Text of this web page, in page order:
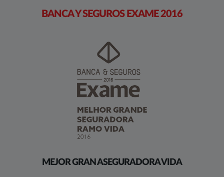
BANCA Y SEGUROS EXAME 2016
MEJOR GRAN ASEGURADORA VIDA